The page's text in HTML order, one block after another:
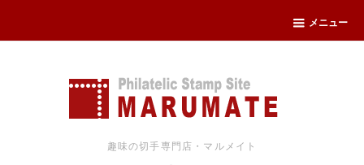
メニュー
趣味の切手専門店・マルメイト